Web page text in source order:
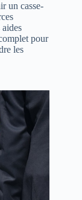
un casse-
pour
les